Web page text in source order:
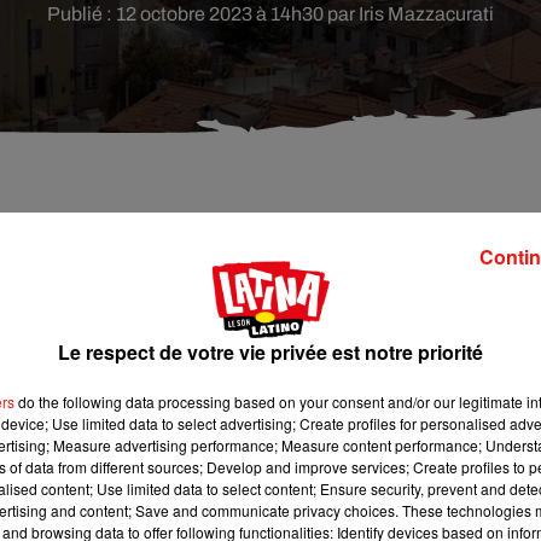
Publié : 12 octobre 2023 à 14h30 par Iris Mazzacurati
s’étant installés au Portugal pour profiter de la
accès au statut de "résidents non-habituels" avec une
comme l’a annoncé António Costa, le Premier ministre
accordée aux résidents qui passaient au moins la
la donne ; et par ailleurs, la somme des revenus non
Le respect de votre vie privée est notre priorité
do the following data processing based on your consent and/or our legitimate
Use limited data to select advertising; Create profiles for personalised
Measure advertising performance; Measure content performance;
of data from different sources; Develop and improve services; Create profiles to
content; Use limited data to select content; Ensure security, prevent and
and content; Save and communicate privacy choices. These technologies
browsing data to offer following functionalities: Identify devices based on